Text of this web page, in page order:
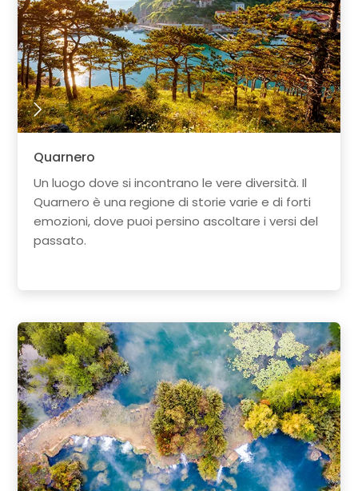
Quarnero
Un luogo dove si incontrano le vere diversità. Il
Quarnero è una regione di storie varie e di forti
emozioni, dove puoi persino ascoltare i versi del
passato.